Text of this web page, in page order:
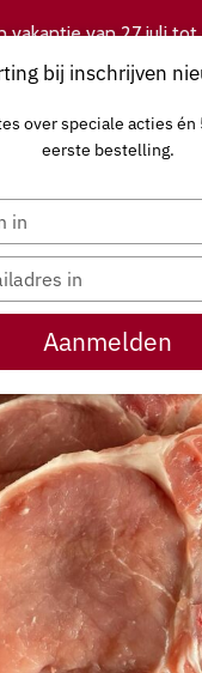
bij inschrijven
over speciale acties én
eerste bestelling.
Aanmelden
vakantie van 27 juli tot
Negeren